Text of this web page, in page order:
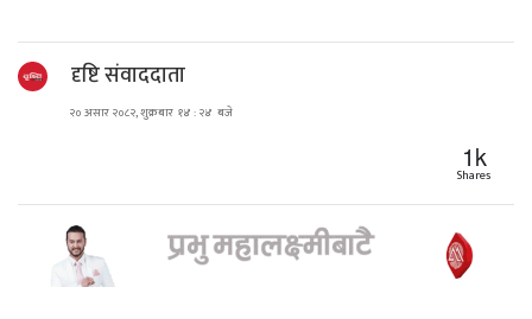
दृष्टि संवाददाता
२० असार २०८२, शुक्रबार १४ : २४ बजे
1k
Shares